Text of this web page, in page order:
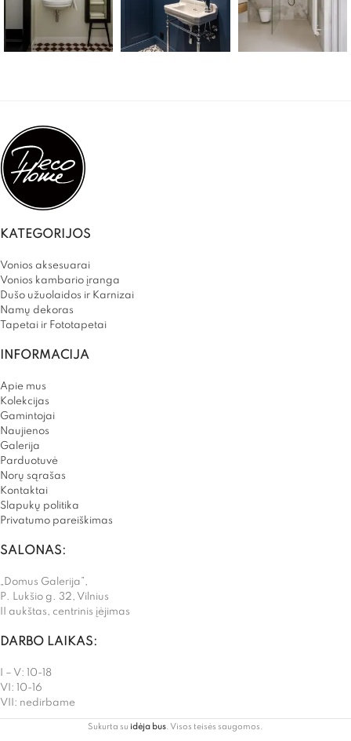
KATEGORIJOS
Vonios aksesuarai
Vonios kambario įranga
Dušo užuolaidos ir Karnizai
Namų dekoras
Tapetai ir Fototapetai
INFORMACIJA
Apie mus
Kolekcijas
Gamintojai
Naujienos
Galerija
Parduotuvė
Norų sąrašas
Kontaktai
Slapukų politika
Privatumo pareiškimas
SALONAS:
„Domus Galerija”,
P. Lukšio g. 32, Vilnius
II aukštas, centrinis įėjimas
DARBO LAIKAS:
I – V: 10-18
VI: 10-16
VII: nedirbame
Sukurta su idėja bus . Visos teisės saugomos.